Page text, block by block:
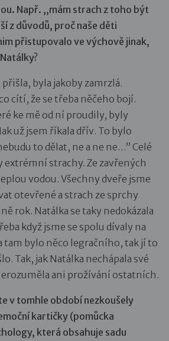
Např. ,,mám strach z toho být
z důvodů, proč naše děti
přistupovalo ve výchově jinak,
přišla, byla jakoby zamrzlá.
cítí, že se třeba něčeho bojí.
ke mě od ní proudily, byly
už jsem říkala dřív. To bylo
to dělat, ne a ne ne…” Celé
extrémní strachy. Ze zavřených
vodou. Všechny dveře jsme
otevřené a strach ze sprchy
rok. Natálka se taky nedokázala
když jsme se spolu dívaly na
tam bylo něco legračního, tak jí to
Tak, jak Natálka nechápala své
ani prožívání ostatních.
v tomhle období nezkoušely
kartičky (pomůcka
která obsahuje sadu